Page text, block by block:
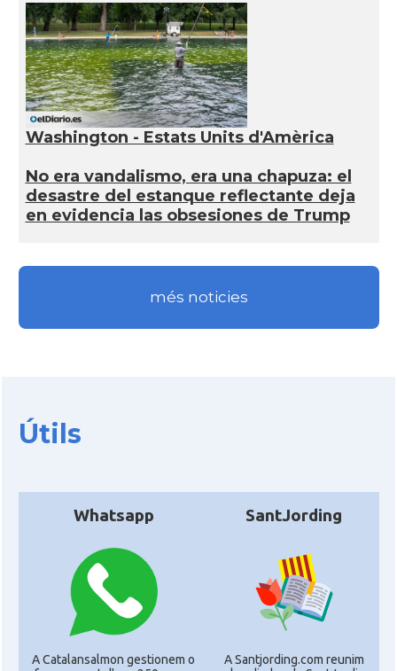
Washington - Estats Units d'Amèrica
No era vandalismo, era una chapuza: el
desastre del estanque reflectante deja
en evidencia las obsesiones de Trump
més noticies
Útils
Whatsapp
A Catalansalmon gestionem o
SantJording
A Santjording.com reunim